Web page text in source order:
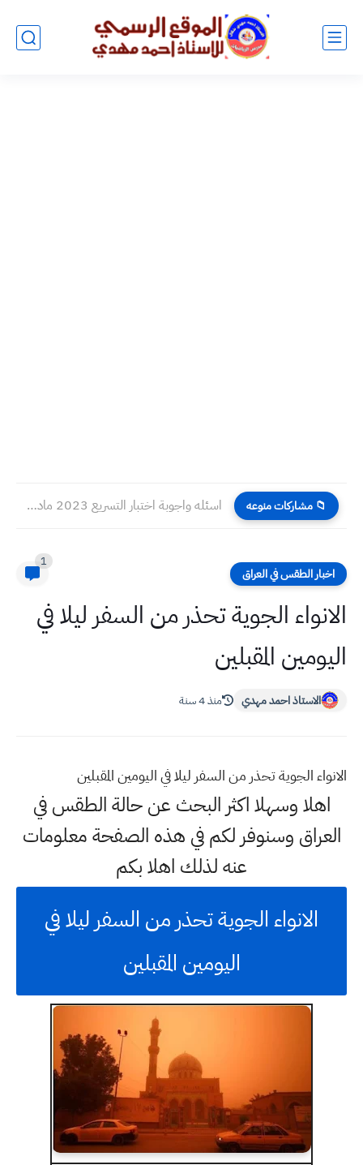
📁 مشاركات منوعه اسئله واجوبة اختبار التسريع 2023 ماده اللغة العربية للصف الخامس...
اخبار الطقس في العراق
1
الانواء الجوية تحذر من السفر ليلا في
اليومين المقبلين
الاستاذ احمد مهدي منذ 4 سنة
الانواء الجوية تحذر من السفر ليلا في اليومين المقبلين
اهلا وسهلا اكثر البحث عن حالة الطقس في
العراق وسنوفر لكم في هذه الصفحة معلومات
عنه لذلك اهلا بكم
الانواء الجوية تحذر من السفر ليلا في
اليومين المقبلين